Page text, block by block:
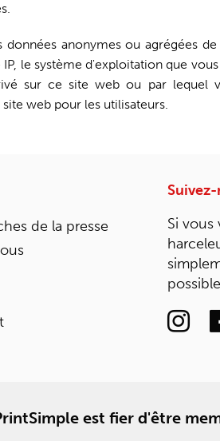
anonymes ou agrégées
le système d'exploitation que
sur ce site web ou par lequel
web pour les utilisateurs.
de la presse
Si vous
est fier d'être